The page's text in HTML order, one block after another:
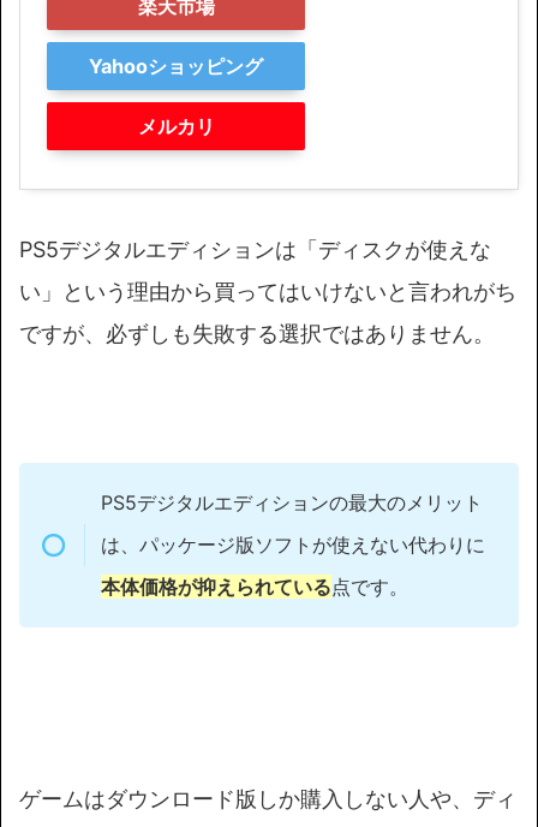
楽天市場
Yahooショッピング
メルカリ
PS5デジタルエディションは「ディスクが使えな
い」という理由から買ってはいけないと言われがち
ですが、必ずしも失敗する選択ではありません。
PS5デジタルエディションの最大のメリット
は、パッケージ版ソフトが使えない代わりに
本体価格が抑えられている点です。
ゲームはダウンロード版しか購入しない人や、ディ